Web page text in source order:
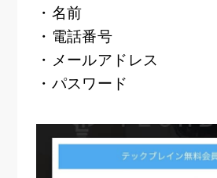
・名前
・電話番号
・メールアドレス
・パスワード